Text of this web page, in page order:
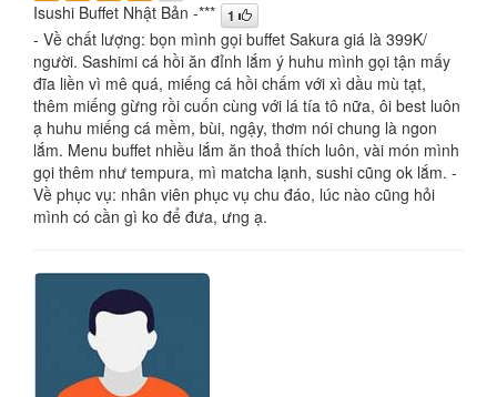
Isushi Buffet Nhật Bản -*** 1
- Về chất lượng: bọn mình gọi buffet Sakura giá là 399K/
người. Sashimi cá hồi ăn đỉnh lắm ý huhu mình gọi tận mấy
đĩa liền vì mê quá, miếng cá hồi chấm với xì dầu mù tạt,
thêm miếng gừng rồi cuốn cùng với lá tía tô nữa, ôi best luôn
ạ huhu miếng cá mềm, bùi, ngậy, thơm nói chung là ngon
lắm. Menu buffet nhiều lắm ăn thoả thích luôn, vài món mình
gọi thêm như tempura, mì matcha lạnh, sushi cũng ok lắm. -
Về phục vụ: nhân viên phục vụ chu đáo, lúc nào cũng hỏi
mình có cần gì ko để đưa, ưng ạ.